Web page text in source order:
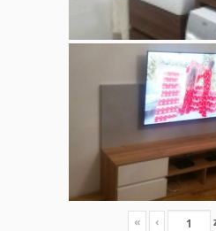
« ‹